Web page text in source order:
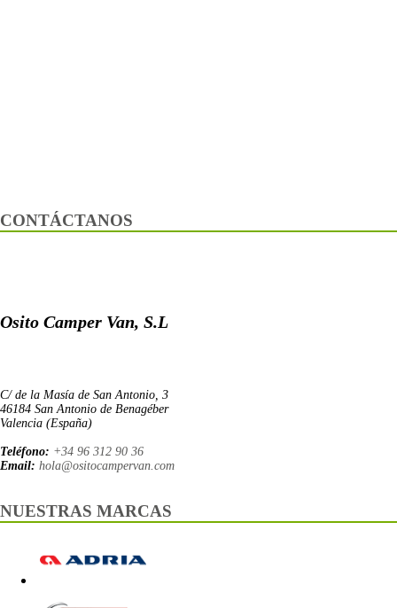
CONTÁCTANOS
Osito Camper Van, S.L
C/ de la Masía de San Antonio, 3
46184 San Antonio de Benagéber
Valencia (España)
Teléfono: +34 96 312 90 36
Email: hola@ositocampervan.com
NUESTRAS MARCAS